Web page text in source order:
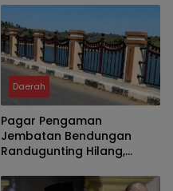
Daerah
Pagar Pengaman
Jembatan Bendungan
Randugunting Hilang,
Membahayakan